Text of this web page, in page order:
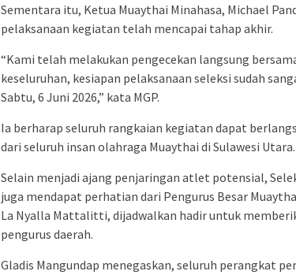
Sementara itu, Ketua Muaythai Minahasa, Michael
pelaksanaan kegiatan telah mencapai tahap akhir.
“Kami telah melakukan pengecekan langsung
keseluruhan, kesiapan pelaksanaan seleksi sudah
Sabtu, 6 Juni 2026,” kata MGP.
Ia berharap seluruh rangkaian kegiatan dapat
dari seluruh insan olahraga Muaythai di Sulawesi Utara.
Selain menjadi ajang penjaringan atlet potensial,
juga mendapat perhatian dari Pengurus Besar
La Nyalla Mattalitti, dijadwalkan hadir untuk
pengurus daerah.
Gladis Mangundap menegaskan, seluruh perangkat